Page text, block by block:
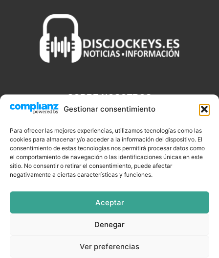
Gestionar consentimiento
Para ofrecer las mejores experiencias, utilizamos tecnologías como las
cookies para almacenar y/o acceder a la información del dispositivo. El
consentimiento de estas tecnologías nos permitirá procesar datos como
el comportamiento de navegación o las identificaciones únicas en este
sitio. No consentir o retirar el consentimiento, puede afectar
negativamente a ciertas características y funciones.
Aceptar
Denegar
Ver preferencias
SOBRE NOSOTROS
que necesitas saber sobre noticias, novedades, tecnologías y
aplicaciones que te ayudaran a ser un mejor Djs.
SÍGUENOS
EQUIPAMIENTO EVENTOS
TUTORIALES